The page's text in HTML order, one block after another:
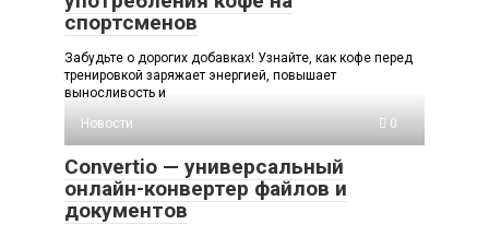
спортсменов
Забудьте о дорогих добавках! Узнайте, как кофе перед
тренировкой заряжает энергией, повышает
выносливость и
Новости
0
Convertio — универсальный
онлайн-конвертер файлов и
документов